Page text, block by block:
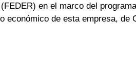
en el marco del
de esta empresa, de